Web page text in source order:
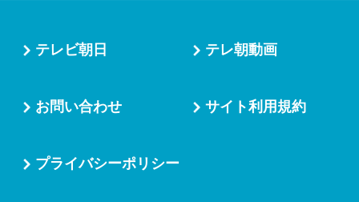
テレビ朝日 テレ朝動画
お問い合わせ サイト利用規約
プライバシーポリシー